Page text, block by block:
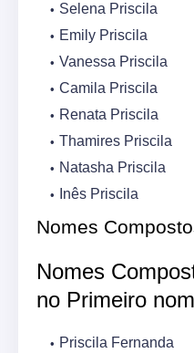
Selena Priscila
Emily Priscila
Vanessa Priscila
Camila Priscila
Renata Priscila
Thamires Priscila
Natasha Priscila
Inês Priscila
Nomes
Nomes
no Primeiro
Priscila Fernanda